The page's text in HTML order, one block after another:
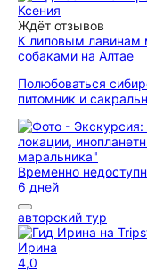
Ксения
Ждёт отзывов
К лиловым лавинам
собаками на Алтае
Полюбоваться
питомник и
Временно
6 дней
авторский тур
Ирина
4,0